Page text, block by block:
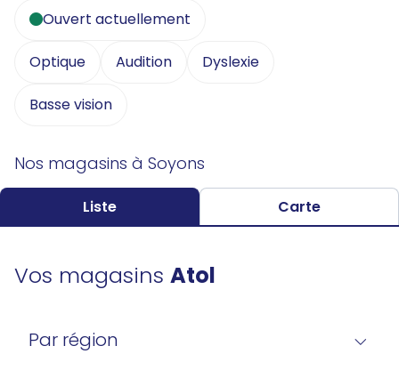
Ouvert actuellement
Optique Audition Dyslexie
Basse vision
Nos magasins à Soyons
Liste Carte
Vos magasins Atol
Par région